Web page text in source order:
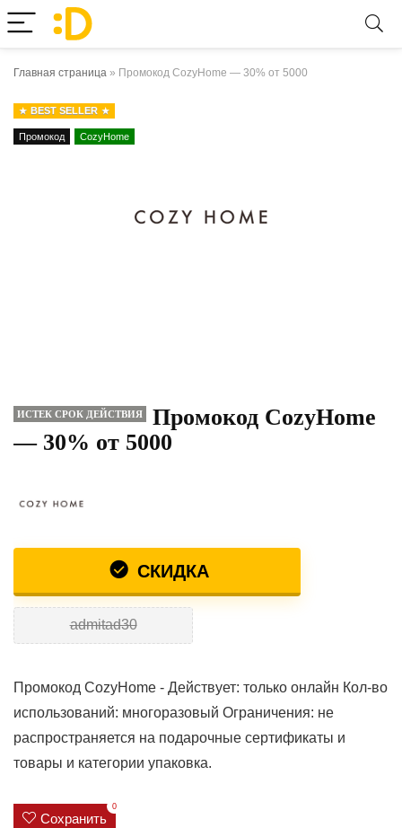
Главная страница » Промокод CozyHome — 30% от 5000
BEST SELLER
Промокод CozyHome
ИСТЕК СРОК ДЕЙСТВИЯ
Промокод CozyHome
— 30% от 5000
СКИДКА
admitad30
Промокод CozyHome - Действует: только онлайн Кол-во
использований: многоразовый Ограничения: не
распространяется на подарочные сертификаты и
товары и категории упаковка.
Сохранить
0